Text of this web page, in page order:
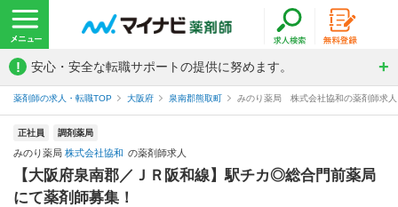
! 安心・安全な転職サポートの提供に努めます。
薬剤師の求人・転職TOP 大阪府 泉南郡熊取町 みのり薬局 株式会社協和の薬剤師求人
正社員 調剤薬局
みのり薬局 株式会社協和 の薬剤師求人
【大阪府泉南郡／ＪＲ阪和線】駅チカ◎総合門前薬局
にて薬剤師募集！